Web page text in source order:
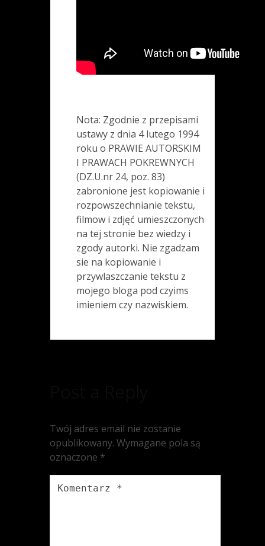
Nota: Zgodnie z przepisami
ustawy z dnia 4 lutego 1994
roku o PRAWIE AUTORSKIM
I PRAWACH POKREWNYCH
(DZ.U.nr 24, poz. 83)
zabronione jest kopiowanie i
rozpowszechnianie tekstu,
filmow i zdjęć umieszczonych
na tej stronie bez wiedzy i
zgody autorki. Nie zgadzam
sie na kopiowanie i
przywlaszczanie tekstu z
mojego bloga pod czyims
imieniem czy nazwiskiem.
Twój adres email nie zostanie
opublikowany. Wymagane pola są
oznaczone *